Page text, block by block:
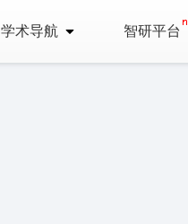
学术导航 智研平台